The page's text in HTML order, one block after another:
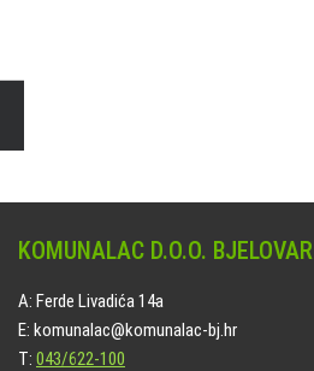
KOMUNALAC D.O.O. BJELOVAR
A: Ferde Livadića 14a
E: komunalac@komunalac-bj.hr
T: 043/622-100